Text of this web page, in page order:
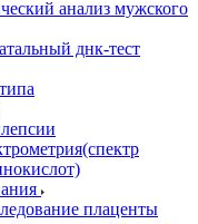
анализ мужского
днк-тест
плаценты